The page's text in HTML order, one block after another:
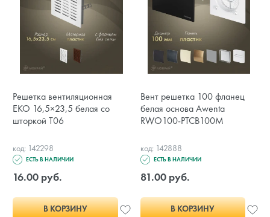
Решетка вентиляционная
EKO 16,5×23,5 белая со
шторкой T06
код: 142298
ЕСТЬ В НАЛИЧИИ
16.00 руб.
В КОРЗИНУ
Вент решетка 100 фланец
белая основа Awenta
RWO100-PTCB100M
код: 142888
ЕСТЬ В НАЛИЧИИ
81.00 руб.
В КОРЗИНУ